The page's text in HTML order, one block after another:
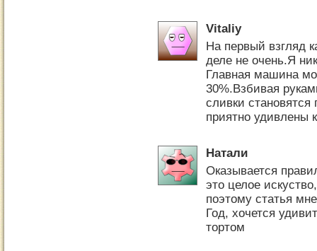
Vitaliy
На первый взгляд
деле не очень.Я
Главная машина
30%.Взбивая
сливки
приятно удивлены
Натали
Оказывается
это целое
поэтому статья
Год, хочется
тортом